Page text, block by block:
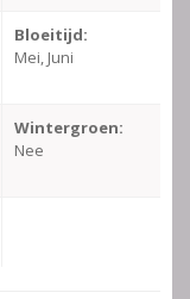
Bloeitijd:
Mei, Juni
Wintergroen:
Nee